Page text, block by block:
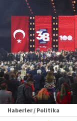
Haberler / Politika